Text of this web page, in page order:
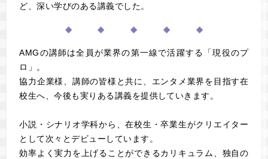
ど、深い学びのある講義でした。
◆ ◆ ◆ ◆ ◆
AMGの講師は全員が業界の第一線で活躍する「現役のプ
ロ」。
協力企業様、講師の皆様と共に、エンタメ業界を目指す在
校生へ、今後も実りある講義を提供していきます。
小説・シナリオ学科から、在校生・卒業生がクリエイター
として次々とデビューしています。
効率よく実力を上げることができるカリキュラム、独自の